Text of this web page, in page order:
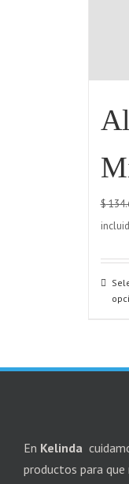
$
En Kelinda
productos para